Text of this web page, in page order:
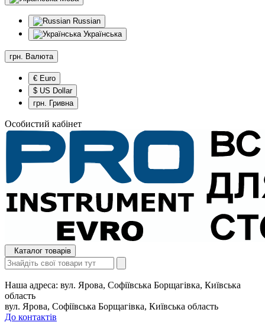
Russian
Українська
грн. Валюта
€ Euro
$ US Dollar
грн. Гривна
Особистий кабінет
Каталог товарів
Наша адреса: вул. Ярова, Софіївська Борщагівка, Київська
область
вул. Ярова, Софіївська Борщагівка, Київська область
До контактів